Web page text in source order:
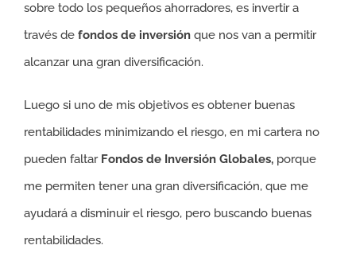
sobre todo los pequeños ahorradores, es invertir a
través de fondos de inversión que nos van a permitir
alcanzar una gran diversificación.
Luego si uno de mis objetivos es obtener buenas
rentabilidades minimizando el riesgo, en mi cartera no
pueden faltar Fondos de Inversión Globales, porque
me permiten tener una gran diversificación, que me
ayudará a disminuir el riesgo, pero buscando buenas
rentabilidades.